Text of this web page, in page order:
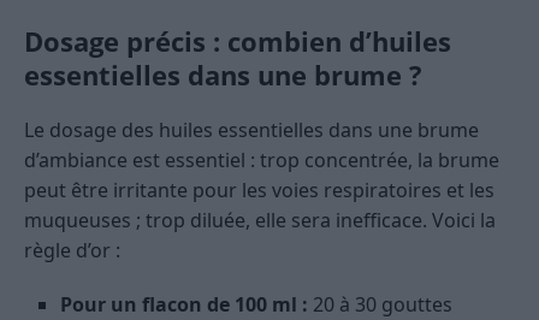
Dosage précis : combien d’huiles
essentielles dans une brume ?
Le dosage des huiles essentielles dans une brume
d’ambiance est essentiel : trop concentrée, la brume
peut être irritante pour les voies respiratoires et les
muqueuses ; trop diluée, elle sera inefficace. Voici la
règle d’or :
Pour un flacon de 100 ml : 20 à 30 gouttes